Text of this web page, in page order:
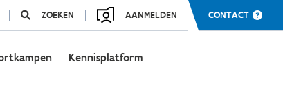
ZOEKEN AANMELDEN CONTACT
Kennisplatform